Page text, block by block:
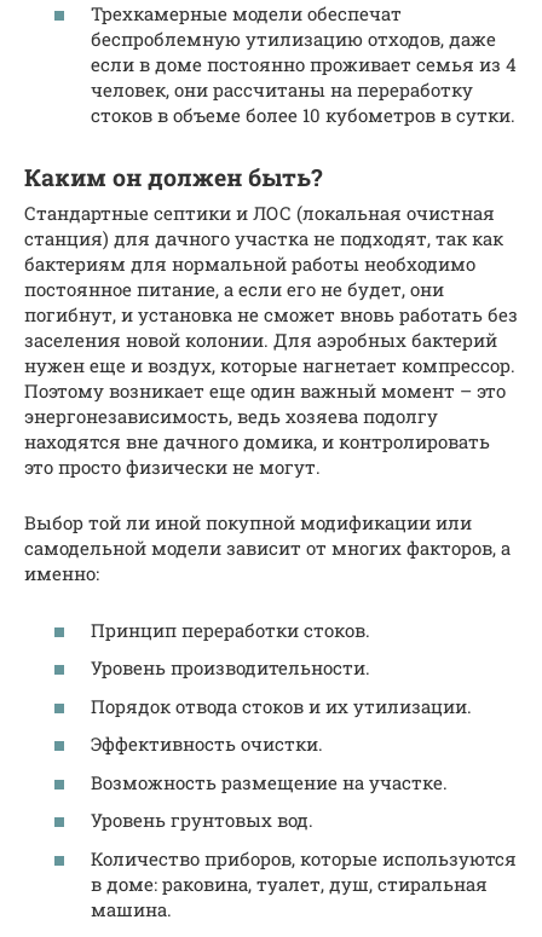
Трехкамерные модели обеспечат
беспроблемную утилизацию отходов, даже
если в доме постоянно проживает семья из 4
человек, они рассчитаны на переработку
стоков в объеме более 10 кубометров в сутки.
Каким он должен быть?
Стандартные септики и ЛОС (локальная очистная
станция) для дачного участка не подходят, так как
бактериям для нормальной работы необходимо
постоянное питание, а если его не будет, они
погибнут, и установка не сможет вновь работать без
заселения новой колонии. Для аэробных бактерий
нужен еще и воздух, которые нагнетает компрессор.
Поэтому возникает еще один важный момент – это
энергонезависимость, ведь хозяева подолгу
находятся вне дачного домика, и контролировать
это просто физически не могут.
Выбор той ли иной покупной модификации или
самодельной модели зависит от многих факторов, а
именно:
Принцип переработки стоков.
Уровень производительности.
Порядок отвода стоков и их утилизации.
Эффективность очистки.
Возможность размещение на участке.
Уровень грунтовых вод.
Количество приборов, которые используются
в доме: раковина, туалет, душ, стиральная
машина.